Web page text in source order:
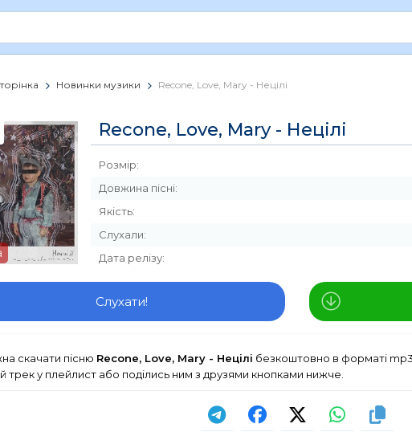
Новинки музики Recone, Love, Mary - Нецілі
Recone, Love, Mary - Нецілі
Розмір:
Довжина пісні:
Якість:
Слухали:
Дата релізу:
Слухати!
скачати пісню Recone, Love, Mary - Нецілі безкоштовно в форматі
трек у плейлист або поділись ним з друзями кнопками нижче.